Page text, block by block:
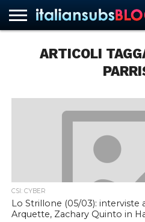
ARTICOLI
CSI: CYBER
Lo Strillone (05/03): interviste
Arquette, Zachary Quinto in